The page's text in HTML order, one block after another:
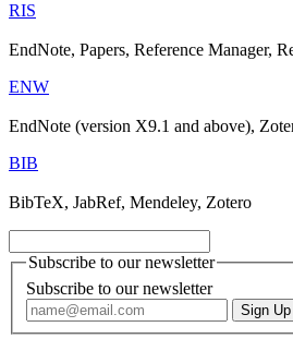
RIS
EndNote, Papers, Reference Manager,
ENW
EndNote (version X9.1 and above),
BIB
BibTeX, JabRef, Mendeley, Zotero
Subscribe to our newsletter
Subscribe to our newsletter